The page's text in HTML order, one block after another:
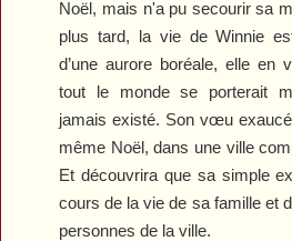
Noël, mais n'a pu secourir sa
plus tard, la vie de Winnie
d’une aurore boréale, elle en
tout le monde se porterait
jamais existé. Son vœu
même Noël, dans une ville
Et découvrira que sa simple
cours de la vie de sa famille et
personnes de la ville.